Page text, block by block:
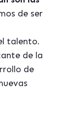
de ser
talento.
de la
de